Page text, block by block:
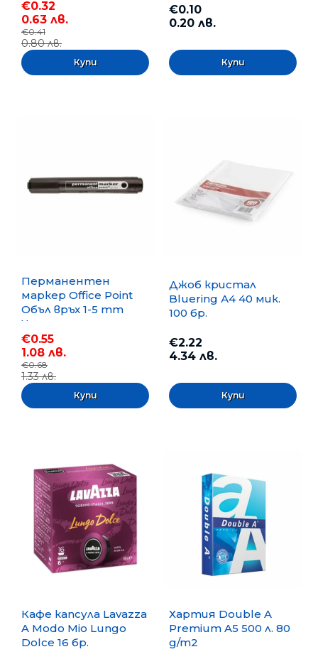
€0.32
0.63 лв.
€0.41
0.80 лв.
€0.10
0.20 лв.
Перманентен
маркер Office Point
Объл връх 1-5 mm
Черен
€0.55
1.08 лв.
€0.68
1.33 лв.
Джоб кристал
Bluering А4 40 мик.
100 бр.
€2.22
4.34 лв.
Кафе капсула Lavazza
A Modo Mio Lungo
Dolce 16 бр.
Хартия Double A
Premium A5 500 л. 80
g/m2